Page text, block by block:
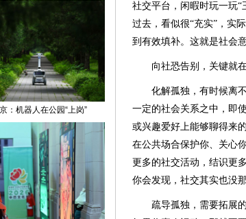
社交平台，闲暇时玩一玩“
过去，看似很“充实”，实
到有效填补。这就是社会
向社恐告别，关键就在
化解孤独，有时候离不
一定的社会关系之中，即
或兴趣爱好上能够聊得来
在公共场合保护你、关心
更多的社交活动，结识更
你会发现，社交其实也没那
疏导孤独，需要拓展的